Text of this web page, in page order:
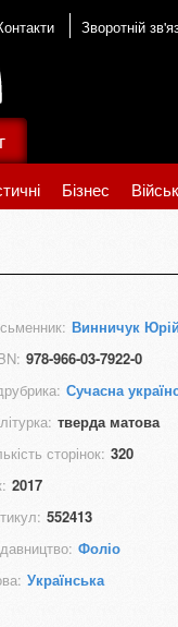
Зворотній
Бізнес
Винничук Юрій
978-966-03-7922-0
Сучасна
тверда матова
сторінок: 320
2017
552413
Фоліо
Українська